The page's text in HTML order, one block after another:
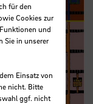
für den
Cookies zur
und
Sie in unserer
Einsatz von
nicht. Bitte
ggf. nicht